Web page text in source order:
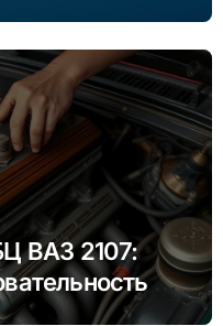
цены
ВАЗ 2107:
и